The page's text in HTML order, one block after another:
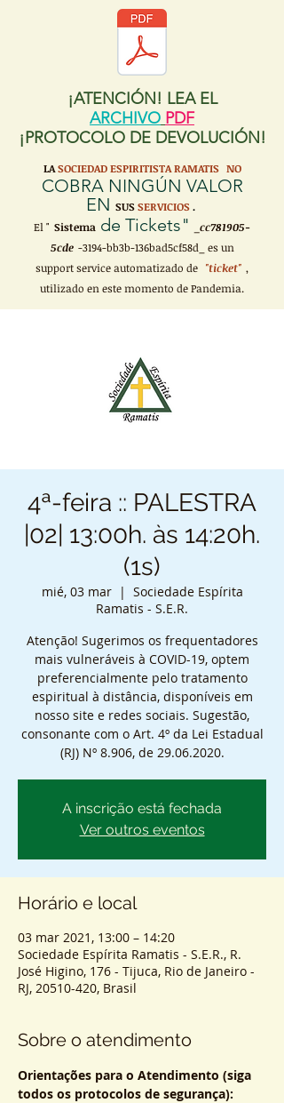
¡ATENCIÓN! LEA EL
ARCHIVO PDF
¡PROTOCOLO DE DEVOLUCIÓN!
LA SOCIEDAD ESPIRITISTA RAMATIS NO
COBRA NINGÚN VALOR
EN SUSSERVICIOS.
El " Sistema de Tickets"
_cc781905-
5cde -3194-bb3b-136bad5cf58d_ es un
support service automatizado de "ticket" ,
utilizado en este momento de Pandemia.
4ª-feira :: PALESTRA
|02| 13:00h. às 14:20h.
(1s)
mié, 03 mar
  |
Sociedade Espírita
Ramatis - S.E.R.
Atenção! Sugerimos os frequentadores
mais vulneráveis à COVID-19, optem
preferencialmente pelo tratamento
espiritual à distância, disponíveis em
nosso site e redes sociais. Sugestão,
consonante com o Art. 4º da Lei Estadual
(RJ) Nº 8.906, de 29.06.2020.
A inscrição está fechada
Ver outros eventos
Horário e local
03 mar 2021, 13:00 – 14:20
Sociedade Espírita Ramatis - S.E.R., R.
José Higino, 176 - Tijuca, Rio de Janeiro -
RJ, 20510-420, Brasil
Sobre o atendimento
Orientações para o Atendimento (siga
todos os protocolos de segurança):